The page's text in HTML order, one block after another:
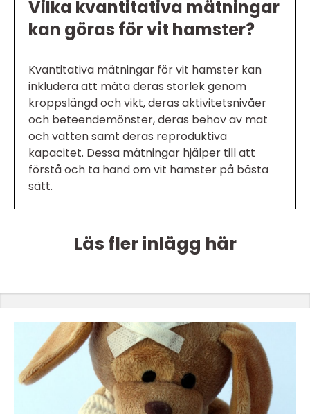
Vilka kvantitativa mätningar
kan göras för vit hamster?
Kvantitativa mätningar för vit hamster kan
inkludera att mäta deras storlek genom
kroppslängd och vikt, deras aktivitetsnivåer
och beteendemönster, deras behov av mat
och vatten samt deras reproduktiva
kapacitet. Dessa mätningar hjälper till att
förstå och ta hand om vit hamster på bästa
sätt.
Läs fler inlägg här